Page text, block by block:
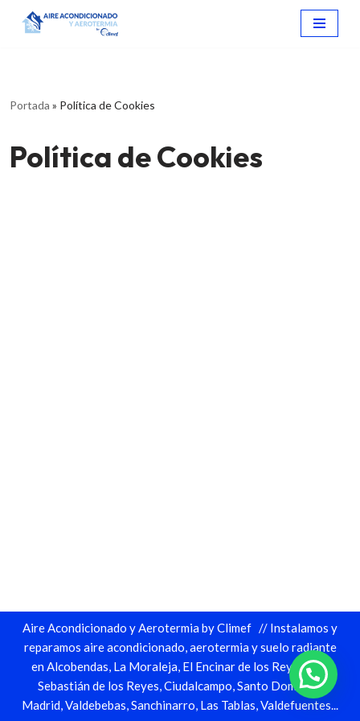
Portada » Política de Cookies
Política de Cookies
Aire Acondicionado y Aerotermia by Climef // Instalamos y
reparamos aire acondicionado,aerotermiaysuelo radiante
en Alcobendas, La Moraleja, El Encinar de los Reyes, San
Sebastián de los Reyes, Ciudalcampo, Santo Domingo,
Madrid, Valdebebas, Sanchinarro, Las Tablas, Valdefuentes...